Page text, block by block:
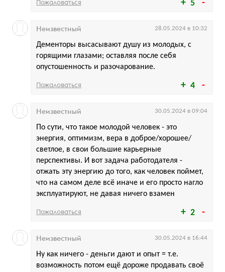
5
Пожаловаться
4
Дементоры высасывают душу из молодых, с
горящими глазами; оставляя после себя
опустошенность и разочарование.
Неизвестный 28.05.2024 в 10:32
Пожаловаться
2
По сути, что такое молодой человек - это
энергия, оптимизм, вера в доброе/хорошее/
светлое, в свои большие карьерные
перспективы. И вот задача работодателя -
отжать эту энергию до того, как человек поймет,
что на самом деле всё иначе и его просто нагло
эксплуатируют, не давая ничего взамен
Неизвестный 30.05.2024 в 09:04
Пожаловаться
Ну как ничего - деньги дают и опыт = т.е.
возможность потом ещё дороже продавать своё
Неизвестный 30.05.2024 в 16:44